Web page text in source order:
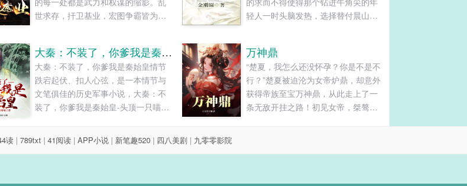
世求存，扞卫基业，宏图争霸皆为千
轻人一时头脑发热，选择替付晨山坐
攀附了乔慕冬而获得更好的生活， 那
时候他才懂得后悔，可是已经无路可
退。 三年后重获自由，付晨山人生得
意，美人在侧， 何喻当年的满腔激情
仿佛成了笑话， 他在艰难地境地中为
大秦：不装了，你爹我是秦始皇
大秦：不装了，你爹我是秦始皇情节
跌宕起伏、扣人心弦，是一本情节与
文笔俱佳的历史军事小说，大秦：不
装了，你爹我是秦始皇-头顶一只喵喵-
我是秦始皇最新清爽干净的文字章节
在线阅读和TXT下载。...
万神鼎
“楚夏，我怎么还没怀孕？你是不是不
行？”楚夏被迫沦为女帝炉鼎，却意外
获得帝族至宝万神鼎，从此走上了一
条无敌开挂之路！初见女帝，桀骜不
读 | 789txt | 41阅读 | APP小说 | 新笔趣520 | 四八美剧 | 九零零影院